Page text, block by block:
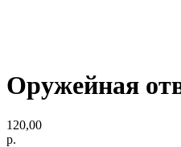
Оружейная
120,00
р.